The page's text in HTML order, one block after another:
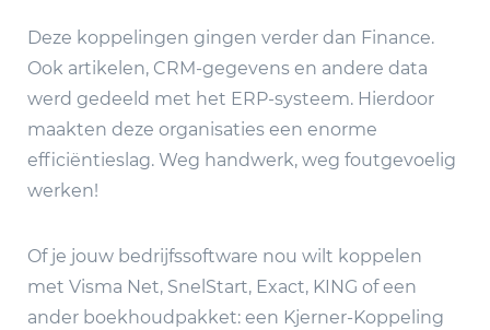
Deze koppelingen gingen verder dan Finance.
Ook artikelen, CRM-gegevens en andere data
werd gedeeld met het ERP-systeem. Hierdoor
maakten deze organisaties een enorme
efficiëntieslag. Weg handwerk, weg foutgevoelig
werken!
Of je jouw bedrijfssoftware nou wilt koppelen
met Visma Net, SnelStart, Exact, KING of een
ander boekhoudpakket: een Kjerner-Koppeling